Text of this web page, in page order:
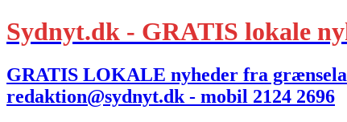
Sydnyt.dk - GRATIS lokale
GRATIS LOKALE nyheder fra
redaktion@sydnyt.dk - mobil 2124 2696